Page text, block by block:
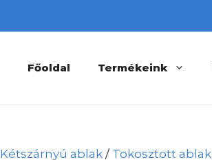
Főoldal Termékeink
Kétszárnyú ablak / Tokosztott ablak